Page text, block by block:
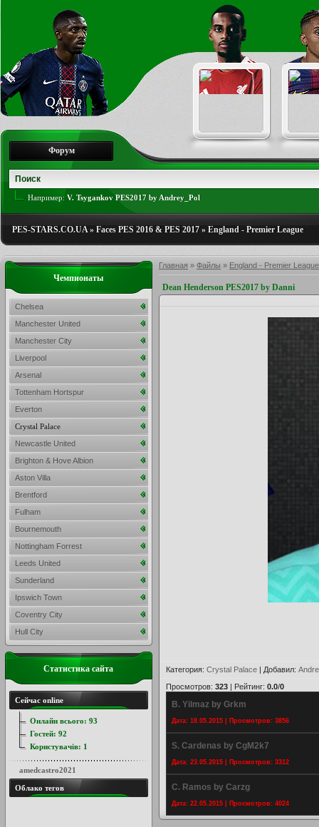
Форум
Например: V. Tsygankov PES2017 by Andrey_Pol
PES-STARS.CO.UA» Faces PES 2016 & PES 2017 » England - Premier League
Главная » Файлы » England - Premier League
Dean Henderson PES2017 by Danni
Категория: Crystal Palace | Добавил:
Просмотров: 323 | Рейтинг: 0.0/0
B. Yilmaz by Grkm
Дата: 18.05.2015 | Просмотров: 3856
S. Cardenas by CgM2k7
Дата: 23.05.2015 | Просмотров: 3312
C. Ramos by Carzg
Дата: 22.05.2015 | Просмотров: 4024
Чемпионаты
Chelsea
Manchester United
Manchester City
Liverpool
Arsenal
Tottenham Hortspur
Everton
Crystal Palace
Newcastle United
Brighton & Hove Albion
Aston Villa
Brentford
Fulham
Bournemouth
Nottingham Forrest
Leeds United
Sunderland
Ipswich Town
Coventry City
Hull City
Статистика сайта
Сейчас online
Онлайн всього: 93
Гостей: 92
Користувачів: 1
amedcastro2021
Облако тегов